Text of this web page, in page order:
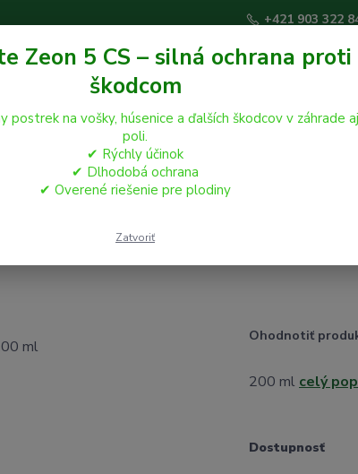
+421 903 322
Hospodárske zvieratá
Ohodnotiť
200 ml celý
Dostupnosť
Zeon 5 CS – silná ochrana proti
škodcom
postrek na vošky, húsenice a ďalších škodcov v záhrade
poli.
✔ Rýchly účinok
✔ Dlhodobá ochrana
✔ Overené riešenie pre plodiny
Zatvoriť